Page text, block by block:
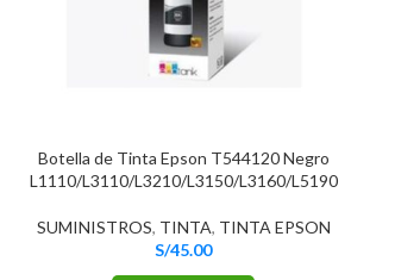
Botella de Tinta Epson T544120 Negro
L1110/L3110/L3210/L3150/L3160/L5190
SUMINISTROS, TINTA, TINTA EPSON
S/45.00